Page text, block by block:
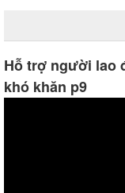
Hỗ trợ người lao
khó khăn p9